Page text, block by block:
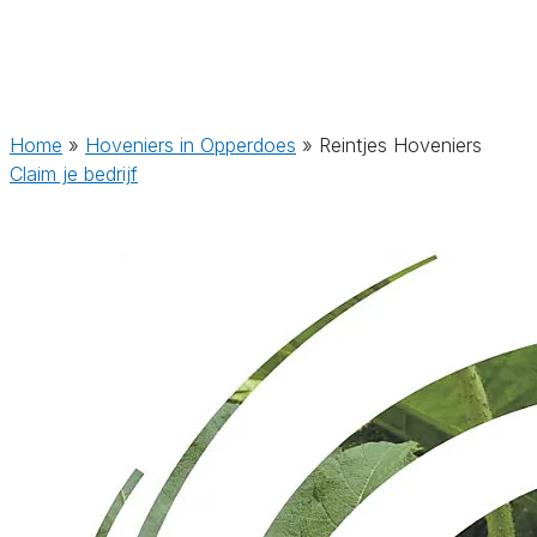
Home » Hoveniers in Opperdoes » Reintjes Hoveniers
Claim je bedrijf